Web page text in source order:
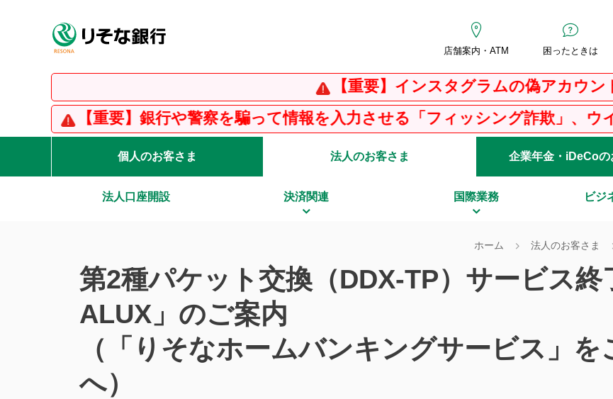
店舗案内・ATM 困ったときは
【重要】インスタグラムの偽アカウントにご
重要】銀行や警察を騙って情報を入力させる「フィッシング詐欺」、ウイルス感
個人のお客さま 法人のお客さま 企業年金・iDeCoの
法人口座開設 決済関連 国際業務 ビジ
ホーム 法人のお客さま
第2種パケット交換（DDX-TP）サービス
ALUX」のご案内
（「りそなホームバンキングサービス」を
へ）